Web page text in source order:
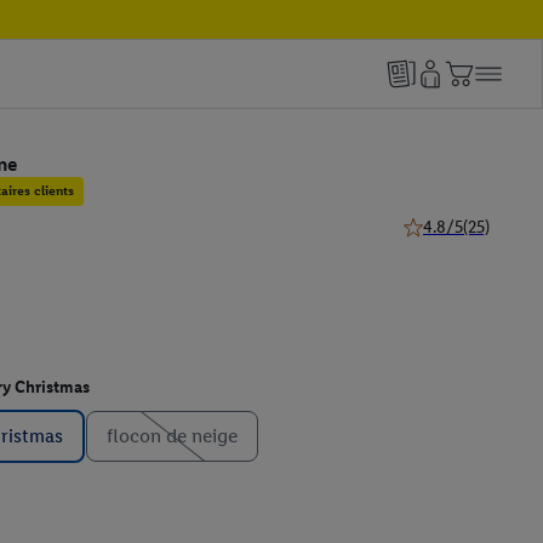
clients
4.8/5(25)
Christmas
flocon de neige